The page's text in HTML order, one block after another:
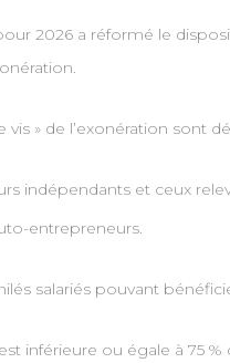
2026 a réformé le
» de l’exonération sont
indépendants et ceux
entrepreneurs.
salariés pouvant
inférieure ou égale à 75